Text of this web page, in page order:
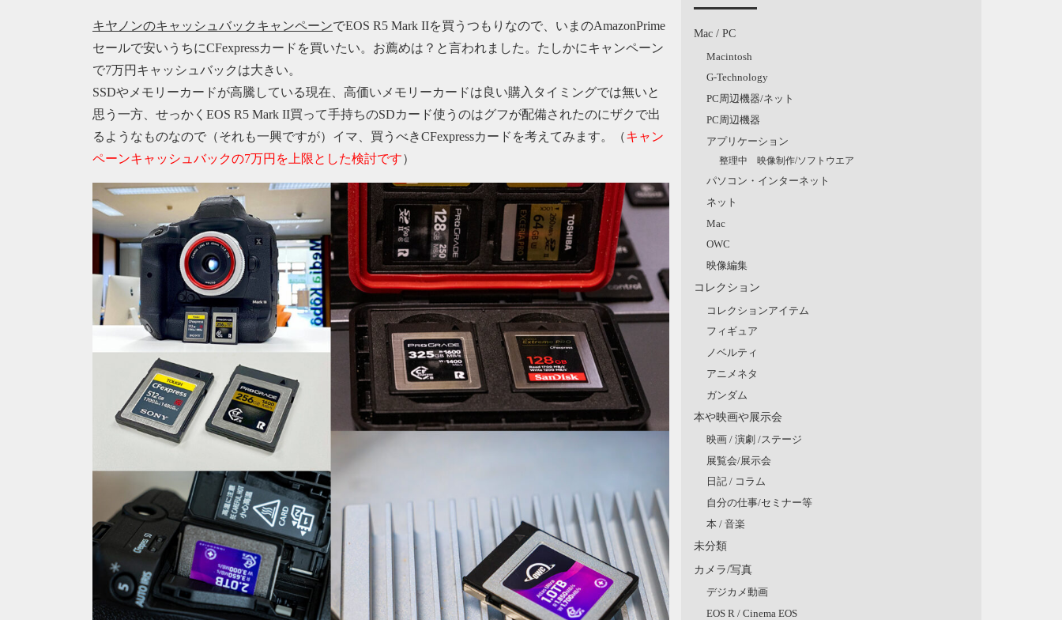
キヤノンのキャッシュバックキャンペーンでEOS R5 Mark IIを買うつもりなので、いまのAmazonPrime
セールで安いうちにCFexpressカードを買いたい。お薦めは？と言われました。たしかにキャンペーン
で7万円キャッシュバックは大きい。
SSDやメモリーカードが高騰している現在、高価いメモリーカードは良い購入タイミングでは無いと
思う一方、せっかくEOS R5 Mark II買って手持ちのSDカード使うのはグフが配備されたのにザクで出
るようなものなので（それも一興ですが）イマ、買うべきCFexpressカードを考えてみます。（キャン
ペーンキャッシュバックの7万円を上限とした検討です）
Mac / PC
Macintosh
G-Technology
PC周辺機器/ネット
PC周辺機器
アプリケーション
整理中 映像制作/ソフトウエア
パソコン・インターネット
ネット
Mac
OWC
映像編集
コレクション
コレクションアイテム
フィギュア
ノベルティ
アニメネタ
ガンダム
本や映画や展示会
映画 / 演劇 /ステージ
展覧会/展示会
日記 / コラム
自分の仕事/セミナー等
本 / 音楽
未分類
カメラ/写真
デジカメ動画
EOS R / Cinema EOS